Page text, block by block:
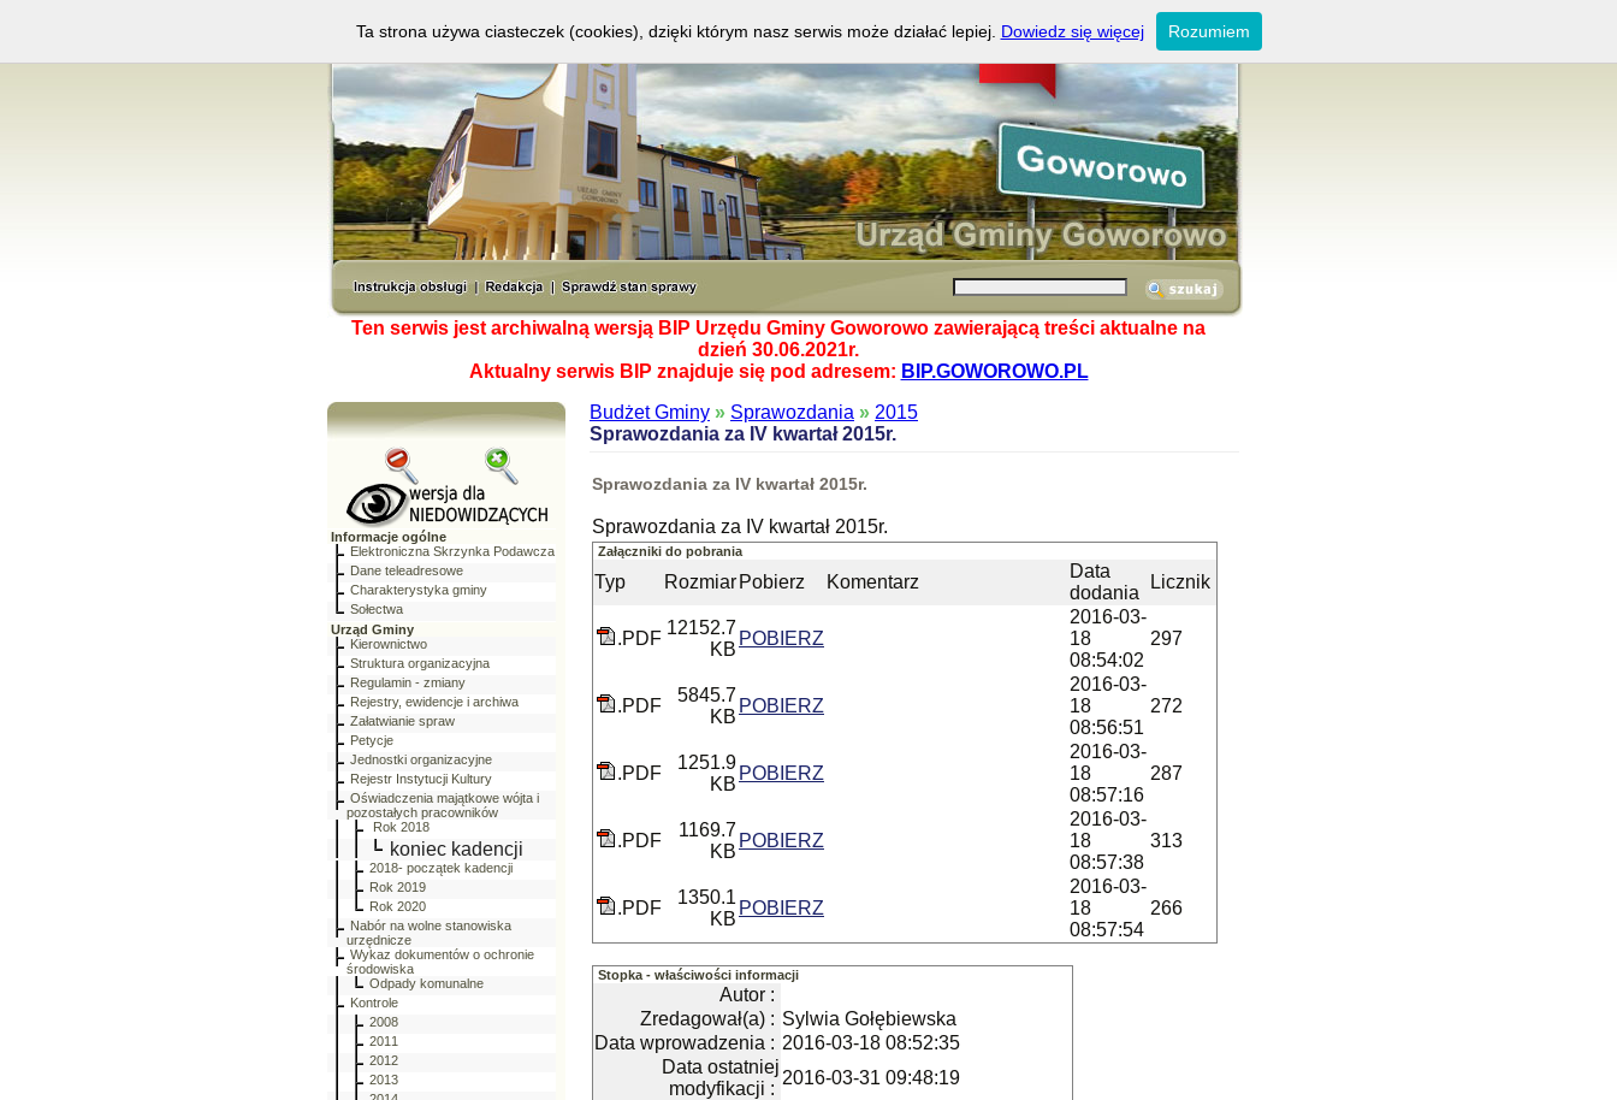
Ten serwis jest archiwalną wersją BIP Urzędu Gminy Goworowo zawierającą treści aktualne na
dzień 30.06.2021r.
Aktualny serwis BIP znajduje się pod adresem: BIP.GOWOROWO.PL
Informacje ogólne
Elektroniczna Skrzynka Podawcza
Dane teleadresowe
Charakterystyka gminy
Sołectwa
Urząd Gminy
Kierownictwo
Struktura organizacyjna
Regulamin - zmiany
Rejestry, ewidencje i archiwa
Załatwianie spraw
Petycje
Jednostki organizacyjne
Rejestr Instytucji Kultury
Oświadczenia majątkowe wójta i
pozostałych pracowników
Rok 2018
koniec kadencji
2018- początek kadencji
Rok 2019
Rok 2020
Nabór na wolne stanowiska
urzędnicze
Wykaz dokumentów o ochronie
środowiska
Odpady komunalne
Kontrole
2008
2011
2012
2013
Budżet Gminy » Sprawozdania » 2015
Sprawozdania za IV kwartał 2015r.
Sprawozdania za IV kwartał 2015r.
Sprawozdania za IV kwartał 2015r.
Załączniki do pobrania
Typ Rozmiar Pobierz Komentarz
Data
dodania
Licznik
.PDF
12152.7
KB
POBIERZ
2016-03-
18
08:54:02
297
.PDF
5845.7
KB
POBIERZ
2016-03-
18
08:56:51
272
.PDF
1251.9
KB
POBIERZ
2016-03-
18
08:57:16
287
.PDF
1169.7
KB
POBIERZ
2016-03-
18
08:57:38
313
.PDF
1350.1
KB
POBIERZ
2016-03-
18
08:57:54
266
Stopka - właściwości informacji
Autor :
Zredagował(a) : Sylwia Gołębiewska
Data wprowadzenia : 2016-03-18 08:52:35
Data ostatniej
modyfikacji :
2016-03-31 09:48:19
Ta strona używa ciasteczek (cookies), dzięki którym nasz serwis może działać lepiej. Dowiedz się więcej Rozumiem